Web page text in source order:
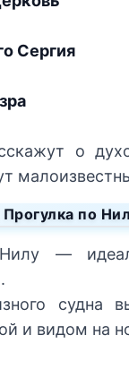
Сергия
о
Прогулка по
—
судна
и видом на